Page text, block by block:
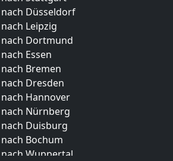
Düsseldorf
Leipzig
Dortmund
Essen
Bremen
Dresden
Hannover
Nürnberg
Duisburg
Bochum
Wuppertal